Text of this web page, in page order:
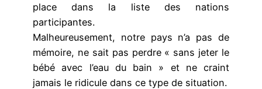
place dans la liste des nations
participantes.
Malheureusement, notre pays n’a pas de
mémoire, ne sait pas perdre « sans jeter le
bébé avec l’eau du bain » et ne craint
jamais le ridicule dans ce type de situation.